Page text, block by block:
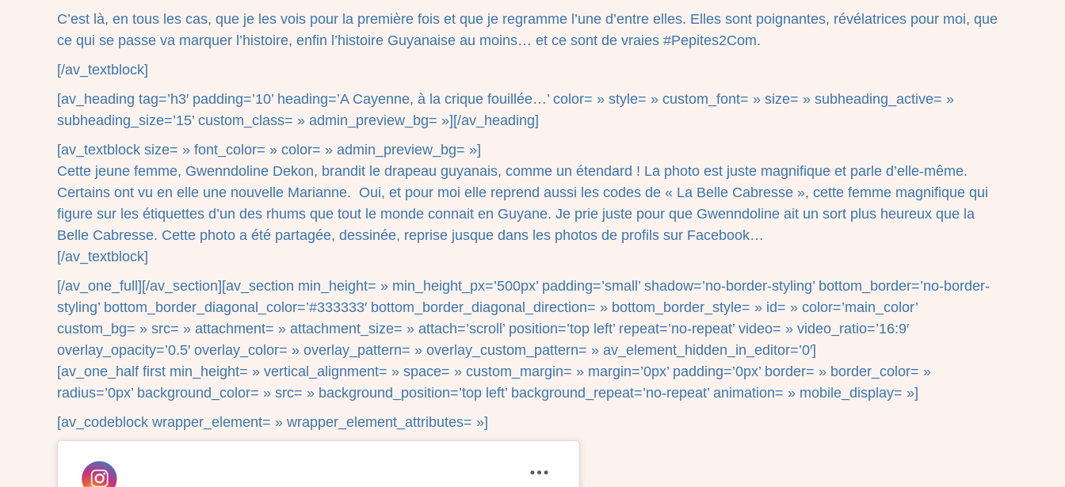
C’est là, en tous les cas, que je les vois pour la première fois et que je regramme l’une d’entre elles. Elles sont poignantes, révélatrices pour moi, que
ce qui se passe va marquer l’histoire, enfin l’histoire Guyanaise au moins… et ce sont de vraies #Pepites2Com.
[/av_textblock]
[av_heading tag=’h3′ padding=’10’ heading=’A Cayenne, à la crique fouillée…’ color= » style= » custom_font= » size= » subheading_active= »
subheading_size=’15’ custom_class= » admin_preview_bg= »][/av_heading]
[av_textblock size= » font_color= » color= » admin_preview_bg= »]
Cette jeune femme, Gwenndoline Dekon, brandit le drapeau guyanais, comme un étendard ! La photo est juste magnifique et parle d’elle-même.
Certains ont vu en elle une nouvelle Marianne. Oui, et pour moi elle reprend aussi les codes de « La Belle Cabresse », cette femme magnifique qui
figure sur les étiquettes d’un des rhums que tout le monde connait en Guyane. Je prie juste pour que Gwenndoline ait un sort plus heureux que la
Belle Cabresse. Cette photo a été partagée, dessinée, reprise jusque dans les photos de profils sur Facebook…
[/av_textblock]
[/av_one_full][/av_section][av_section min_height= » min_height_px=’500px’ padding=’small’ shadow=’no-border-styling’ bottom_border=’no-border-
styling’ bottom_border_diagonal_color=’#333333′ bottom_border_diagonal_direction= » bottom_border_style= » id= » color=’main_color’
custom_bg= » src= » attachment= » attachment_size= » attach=’scroll’ position=’top left’ repeat=’no-repeat’ video= » video_ratio=’16:9′
overlay_opacity=’0.5′ overlay_color= » overlay_pattern= » overlay_custom_pattern= » av_element_hidden_in_editor=’0′]
[av_one_half first min_height= » vertical_alignment= » space= » custom_margin= » margin=’0px’ padding=’0px’ border= » border_color= »
radius=’0px’ background_color= » src= » background_position=’top left’ background_repeat=’no-repeat’ animation= » mobile_display= »]
[av_codeblock wrapper_element= » wrapper_element_attributes= »]